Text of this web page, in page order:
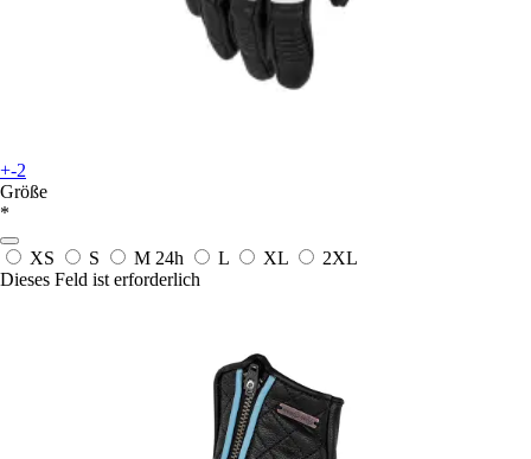
+-2
Größe
*
XS S M 24h L XL
2XL
Dieses Feld ist erforderlich